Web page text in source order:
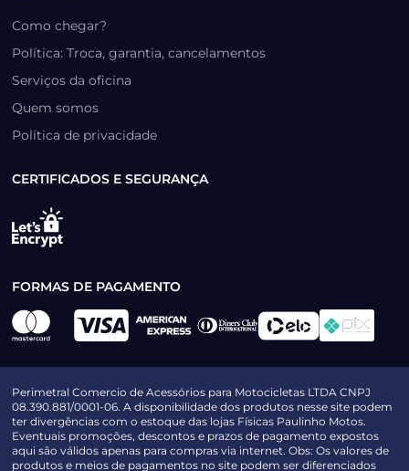
Como chegar?
Política: Troca, garantia, cancelamentos
Serviços da oficina
Quem somos
Política de privacidade
CERTIFICADOS E SEGURANÇA
FORMAS DE PAGAMENTO
Perimetral Comercio de Acessórios para Motocicletas LTDA CNPJ
08.390.881/0001-06. A disponibilidade dos produtos nesse site podem
ter divergências com o estoque das lojas Físicas Paulinho Motos.
Eventuais promoções, descontos e prazos de pagamento expostos
aqui são válidos apenas para compras via internet. Obs: Os valores de
produtos e meios de pagamentos no site podem ser diferenciados